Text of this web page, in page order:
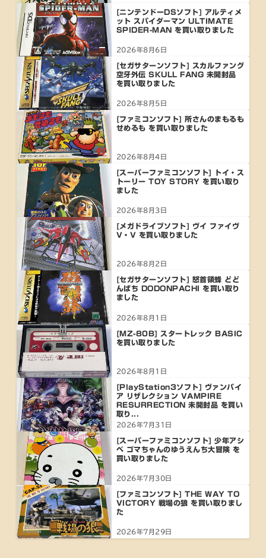
[ニンテンドーDSソフト] アルティメ
ット スパイダーマン ULTIMATE
SPIDER-MAN を買い取りました
2026年8月6日
[セガサターンソフト] スカルファング
空牙外伝 SKULL FANG 未開封品
を買い取りました
2026年8月5日
[ファミコンソフト] 所さんのまもるも
せめるも を買い取りました
2026年8月4日
[スーパーファミコンソフト] トイ・ス
トーリー TOY STORY を買い取り
ました
2026年8月3日
[メガドライブソフト] ヴイ ファイヴ
V・V を買い取りました
2026年8月2日
[セガサターンソフト] 怒首領蜂 どど
んぱち DODONPACHI を買い取り
ました
2026年8月1日
[MZ-80B] スタートレック BASIC
を買い取りました
2026年8月1日
[PlayStation3ソフト] ヴァンパイ
ア リザレクション VAMPIRE
RESURRECTION 未開封品 を買い
取り...
2026年7月31日
[スーパーファミコンソフト] 少年アシ
ベ ゴマちゃんのゆうえんち大冒険 を
買い取りました
2026年7月30日
[ファミコンソフト] THE WAY TO
VICTORY 戦場の狼 を買い取りまし
た
2026年7月29日